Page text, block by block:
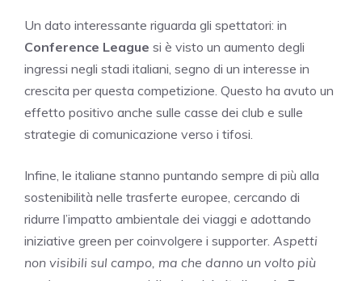
Un dato interessante riguarda gli spettatori: in
Conference League si è visto un aumento degli
ingressi negli stadi italiani, segno di un interesse in
crescita per questa competizione. Questo ha avuto un
effetto positivo anche sulle casse dei club e sulle
strategie di comunicazione verso i tifosi.
Infine, le italiane stanno puntando sempre di più alla
sostenibilità nelle trasferte europee, cercando di
ridurre l’impatto ambientale dei viaggi e adottando
iniziative green per coinvolgere i supporter. Aspetti
non visibili sul campo, ma che danno un volto più